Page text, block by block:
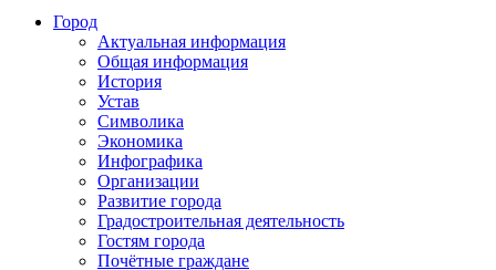
Город
Актуальная информация
Общая информация
История
Устав
Символика
Экономика
Инфографика
Организации
Развитие города
Градостроительная деятельность
Гостям города
Почётные граждане